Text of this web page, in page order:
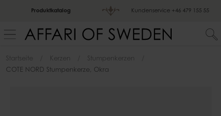
Produktkatalog Kundenservice +46 479 155 55
Startseite Kerzen
Stumpenkerzen
COTE NORD Stumpenkerze, Okra